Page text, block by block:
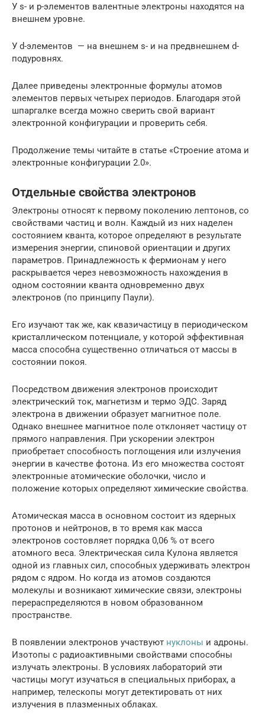
У s- и p-элементов валентные электроны находятся на
внешнем уровне.
У d-элементов — на внешнем s- и на предвнешнем d-
подуровнях.
Далее приведены электронные формулы атомов
элементов первых четырех периодов. Благодаря этой
шпаргалке всегда можно сверить свой вариант
электронной конфигурации и проверить себя.
Продолжение темы читайте в статье «Строение атома и
электронные конфигурации 2.0».
Отдельные свойства электронов
Электроны относят к первому поколению лептонов, со
свойствами частиц и волн. Каждый из них наделен
состоянием кванта, которое определяют в результате
измерения энергии, спиновой ориентации и других
параметров. Принадлежность к фермионам у него
раскрывается через невозможность нахождения в
одном состоянии кванта одновременно двух
электронов (по принципу Паули).
Его изучают так же, как квазичастицу в периодическом
кристаллическом потенциале, у которой эффективная
масса способна существенно отличаться от массы в
состоянии покоя.
Посредством движения электронов происходит
электрический ток, магнетизм и термо ЭДС. Заряд
электрона в движении образует магнитное поле.
Однако внешнее магнитное поле отклоняет частицу от
прямого направления. При ускорении электрон
приобретает способность поглощения или излучения
энергии в качестве фотона. Из его множества состоят
электронные атомические оболочки, число и
положение которых определяют химические свойства.
Атомическая масса в основном состоит из ядерных
протонов и нейтронов, в то время как масса
электронов состовляет порядка 0,06 % от всего
атомного веса. Электрическая сила Кулона является
одной из главных сил, способных удерживать электрон
рядом с ядром. Но когда из атомов создаются
молекулы и возникают химические связи, электроны
перераспределяются в новом образованном
пространстве.
В появлении электронов участвуют нуклоны и адроны.
Изотопы с радиоактивными свойствами способны
излучать электроны. В условиях лабораторий эти
частицы могут изучаться в специальных приборах, а
например, телескопы могут детектировать от них
излучения в плазменных облаках.